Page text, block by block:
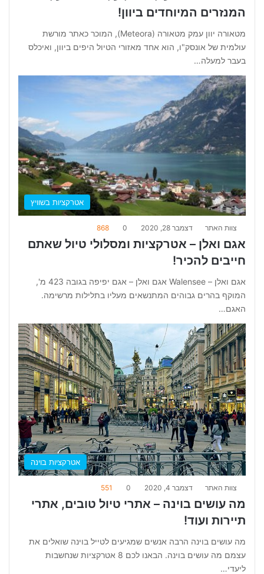
המנזרים המיוחדים ביוון!
מטאורה יוון עמק מטאורה (Meteora), המוכר כאתר מורשת
עולמית של אונסק"ו, הוא אחד מאזורי הטיול היפים ביוון, ואיכלס
בעבר למעלה…
אטרקציות בשוויץ
צוות האתר דצמבר 28, 2020 0
868
אגם ואלן – אטרקציות ומסלולי טיול שאתם
חייבים להכיר!
אגם ואלן – Walensee אגם ואלן – אגם יפיפה בגובה 423 מ',
המוקף בהרים גבוהים המתנשאים מעליו בתלילות מרשימה.
האגם…
אטרקציות בוינה
צוות האתר דצמבר 4, 2020 0
551
מה עושים בוינה – אתרי טיול טובים, אתרי
תיירות ועוד!
מה עושים בוינה הרבה אנשים שמגיעים לטייל בוינה שואלים את
עצמם מה עושים בוינה. הבאנו לכם 8 אטרקציות שנחשבות
ליעדי…